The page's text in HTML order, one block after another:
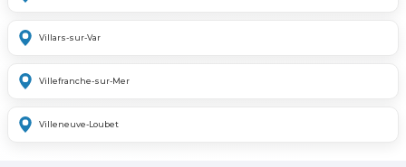
Villars-sur-Var
Villefranche-sur-Mer
Villeneuve-Loubet